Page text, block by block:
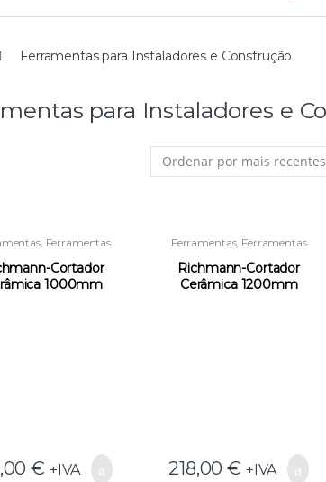
Ferramentas para Instaladores e Construção
para Instaladores e
, Ferramentas
,Outras
FerramentasCortador
1000mm
€ +IVA
Ferramentas, Ferramentas
Construção,Outras
Ferramentas
Richmann-Cortador
Cerâmica 1200mm
218,00€ +IVA